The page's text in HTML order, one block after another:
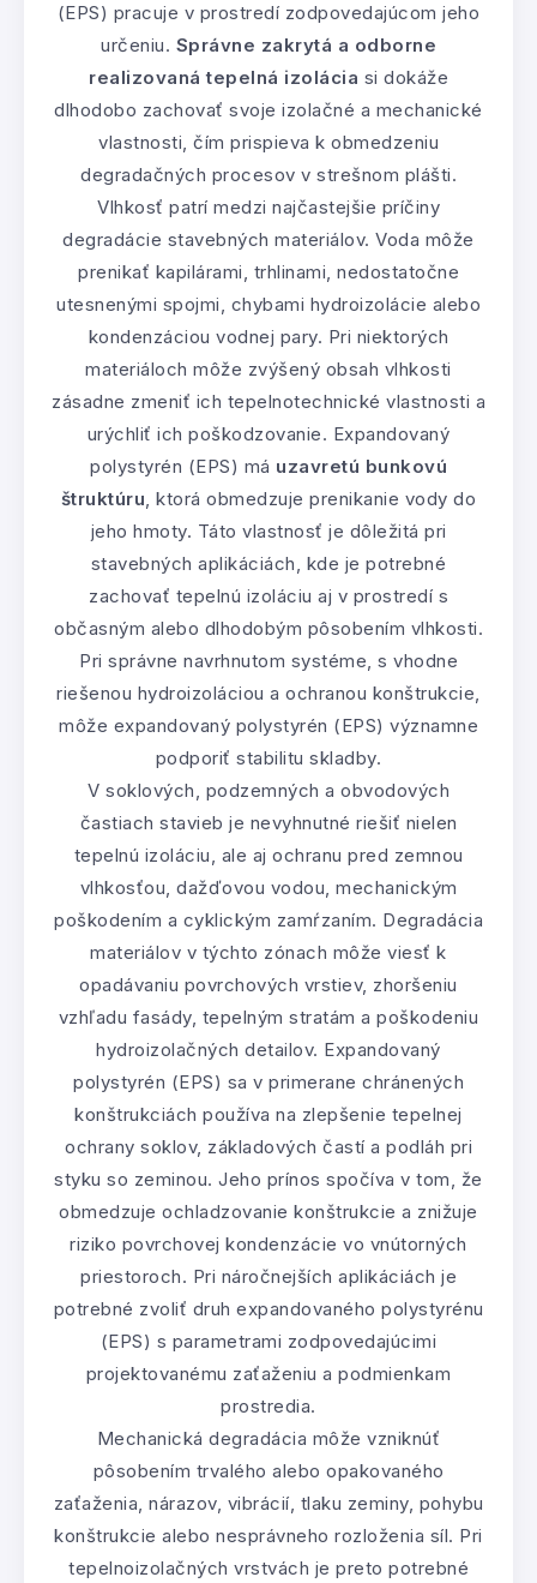
(EPS) pracuje v prostredí zodpovedajúcom jeho
určeniu. Správne zakrytá a odborne
realizovaná tepelná izolácia si dokáže
dlhodobo zachovať svoje izolačné a mechanické
vlastnosti, čím prispieva k obmedzeniu
degradačných procesov v strešnom plášti.
Vlhkosť patrí medzi najčastejšie príčiny
degradácie stavebných materiálov. Voda môže
prenikať kapilárami, trhlinami, nedostatočne
utesnenými spojmi, chybami hydroizolácie alebo
kondenzáciou vodnej pary. Pri niektorých
materiáloch môže zvýšený obsah vlhkosti
zásadne zmeniť ich tepelnotechnické vlastnosti a
urýchliť ich poškodzovanie. Expandovaný
polystyrén (EPS) má uzavretú bunkovú
štruktúru, ktorá obmedzuje prenikanie vody do
jeho hmoty. Táto vlastnosť je dôležitá pri
stavebných aplikáciách, kde je potrebné
zachovať tepelnú izoláciu aj v prostredí s
občasným alebo dlhodobým pôsobením vlhkosti.
Pri správne navrhnutom systéme, s vhodne
riešenou hydroizoláciou a ochranou konštrukcie,
môže expandovaný polystyrén (EPS) významne
podporiť stabilitu skladby.
V soklových, podzemných a obvodových
častiach stavieb je nevyhnutné riešiť nielen
tepelnú izoláciu, ale aj ochranu pred zemnou
vlhkosťou, dažďovou vodou, mechanickým
poškodením a cyklickým zamŕzaním. Degradácia
materiálov v týchto zónach môže viesť k
opadávaniu povrchových vrstiev, zhoršeniu
vzhľadu fasády, tepelným stratám a poškodeniu
hydroizolačných detailov. Expandovaný
polystyrén (EPS) sa v primerane chránených
konštrukciách používa na zlepšenie tepelnej
ochrany soklov, základových častí a podláh pri
styku so zeminou. Jeho prínos spočíva v tom, že
obmedzuje ochladzovanie konštrukcie a znižuje
riziko povrchovej kondenzácie vo vnútorných
priestoroch. Pri náročnejších aplikáciách je
potrebné zvoliť druh expandovaného polystyrénu
(EPS) s parametrami zodpovedajúcimi
projektovanému zaťaženiu a podmienkam
prostredia.
Mechanická degradácia môže vzniknúť
pôsobením trvalého alebo opakovaného
zaťaženia, nárazov, vibrácií, tlaku zeminy, pohybu
konštrukcie alebo nesprávneho rozloženia síl. Pri
tepelnoizolačných vrstvách je preto potrebné